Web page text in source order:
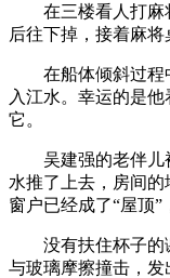
在三楼看人打麻
后往下掉，接着麻将
在船体倾斜过程
入江水。幸运的是
它。
吴建强的老伴儿
水推了上去，房间的
窗户已经成了“屋顶”
没有扶住杯子的
与玻璃摩擦撞击，发